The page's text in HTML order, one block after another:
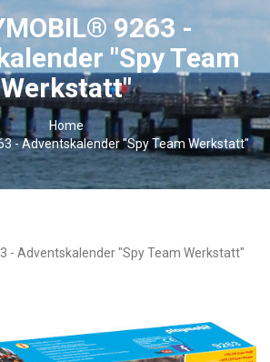
9263 -
"Spy Team
Werkstatt"
Home
- Adventskalender "Spy Team Werkstatt"
- Adventskalender "Spy Team Werkstatt"